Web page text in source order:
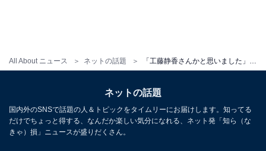
All About ニュース ネットの話題
ネットの話題
国内外のSNSで話題の人＆トピックをタイムリーにお届けします。知ってる
だけでちょっと得する、なんだか楽しい気分になれる、ネット発「知ら（な
きゃ）損」ニュースが盛りだくさん。